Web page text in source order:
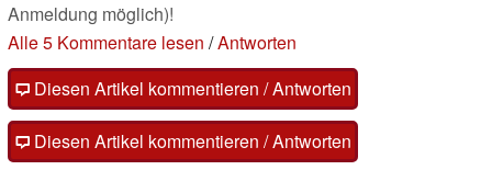
Anmeldung möglich)!
Alle 5 Kommentare lesen /Antworten
Diesen Artikel kommentieren / Antworten
Diesen Artikel kommentieren / Antworten